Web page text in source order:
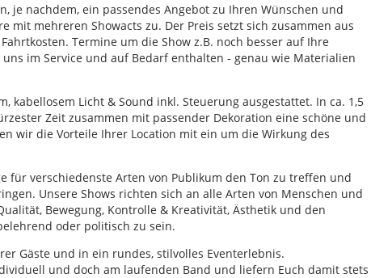
je nachdem, ein passendes Angebot zu Ihren Wünschen und
mit mehreren Showacts zu. Der Preis setzt sich zusammen aus
Termine um die Show z.B. noch besser auf Ihre
im Service und auf Bedarf enthalten - genau wie Materialien
kabellosem Licht & Sound inkl. Steuerung ausgestattet. In ca. 1,5
Zeit zusammen mit passender Dekoration eine schöne und
wir die Vorteile Ihrer Location mit ein um die Wirkung des
für verschiedenste Arten von Publikum den Ton zu treffen und
Unsere Shows richten sich an alle Arten von Menschen und
Bewegung, Kontrolle & Kreativität, Ästhetik und den
oder politisch zu sein.
Gäste und in ein rundes, stilvolles Eventerlebnis.
und doch am laufenden Band und liefern Euch damit stets